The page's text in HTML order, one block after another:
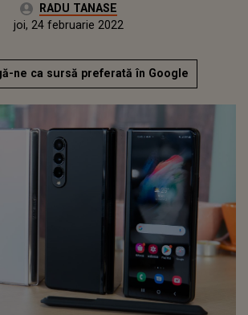
Autor:RADU TANASE
Actualizat:
joi, 24 februarie 2022
ne ca sursă preferată în Google